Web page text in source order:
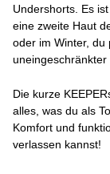
Undershorts. Es
eine zweite Haut
oder im Winter, du
uneingeschränkter
Die kurze
alles, was du als
Komfort und
verlassen kannst!